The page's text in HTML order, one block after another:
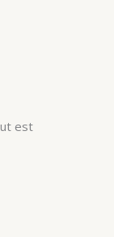
est